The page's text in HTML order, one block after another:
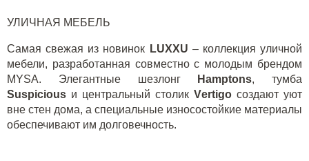
УЛИЧНАЯ МЕБЕЛЬ
Самая свежая из новинок LUXXU – коллекция уличной
мебели, разработанная совместно с молодым брендом
MYSA. Элегантные шезлонг
Hamptons, тумба
Suspicious и центральный столик Vertigo создают уют
вне стен дома, а специальные износостойкие материалы
обеспечивают им долговечность.